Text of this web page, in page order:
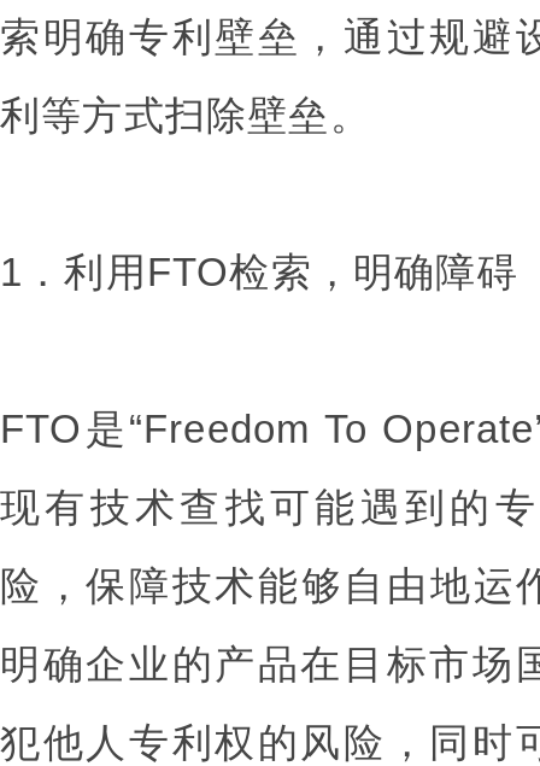
索明确专利壁垒，通过规避
利等方式扫除壁垒。
1．利用FTO检索，明确障碍
FTO是“Freedom To
现有技术查找可能遇到的
险，保障技术能够自由地运
明确企业的产品在目标市场
犯他人专利权的风险，同时